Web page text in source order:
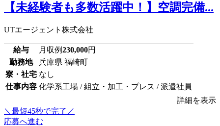
【未経験者も多数活躍中！】空調完備...
UTエージェント株式会社
給与 月収例230,000円
勤務地
兵庫県 福崎町
寮・社宅 なし
仕事内容 化学系工場 / 組立・加工・プレス / 派遣社員
詳細を表示
＼最短45秒で完了／
応募へ進む